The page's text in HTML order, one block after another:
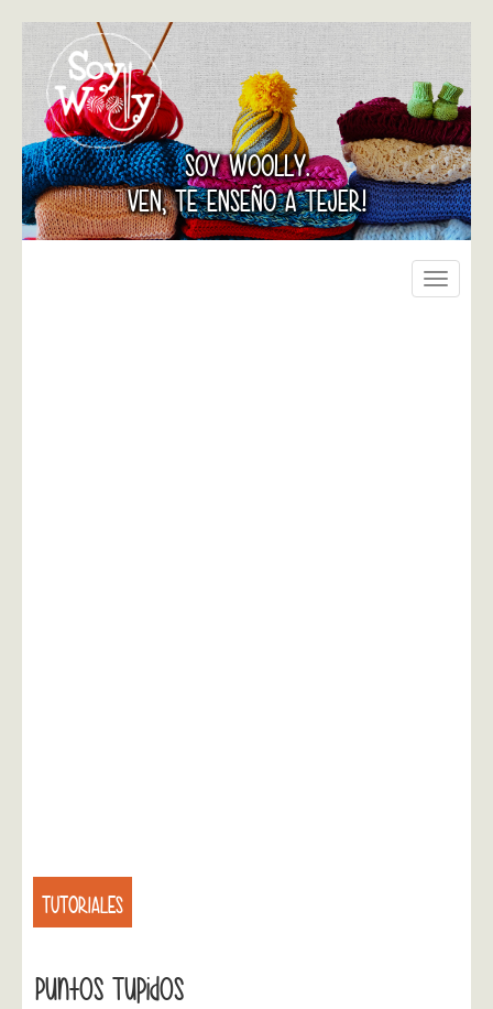
SOY WOOLLY.
VEN, TE ENSEÑO A TEJER!
Toggle
TUTORIALES
Puntos Tupidos